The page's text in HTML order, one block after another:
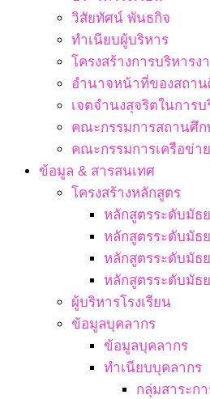
วิสัยทัศน์ พันธกิจ
ทำเนียบผู้บริหาร
โครงสร้างการบริหารง
อำนาจหน้าที่ของสถาน
เจตจํานงสุจริตในการ
คณะกรรมการสถานศึก
คณะกรรมการเครือข่า
ข้อมูล & สารสนเทศ
โครงสร้างหลักสูตร
หลักสูตรระดับมัธ
หลักสูตรระดับมัธ
หลักสูตรระดับมัธ
หลักสูตรระดับมัธ
ผู้บริหารโรงเรียน
ข้อมูลบุคลากร
ข้อมูลบุคลากร
ทำเนียบบุคลากร
กลุ่มสาระก